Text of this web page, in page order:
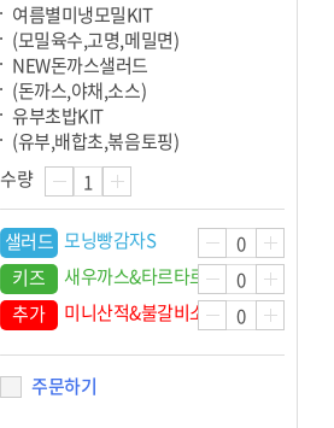
여름별미냉모밀KIT
(모밀육수,고명,메밀면)
NEW돈까스샐러드
(돈까스,야채,소스)
유부초밥KIT
(유부,배합초,볶음토핑)
수량
샐러드 모닝빵감자S
키즈
새우까스&타르타르소스
추가
미니산적&불갈비소스
주문하기